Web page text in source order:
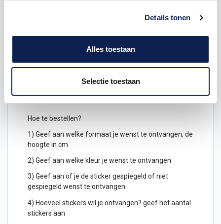
Details tonen
Alles toestaan
Selectie toestaan
symbolen
Keuze uit verschillende kleuren
Je kunt de symbolen ook gespiegeld uitgesneden
bestellen, deze kunnen dan geplakt worden
aan de buitenkant.
Hoe te bestellen?
1) Geef aan welke formaat je wenst te ontvangen, de
hoogte in cm
2) Geef aan welke kleur je wenst te ontvangen
3) Geef aan of je de sticker gespiegeld of niet
gespiegeld wenst te ontvangen
4) Hoeveel stickers wil je ontvangen? geef het aantal
stickers aan